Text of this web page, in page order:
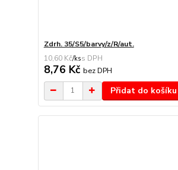
Zdrh. 35/S5/barvy/z/R/aut.
10,60 Kč/ks
8,76 Kč bez DPH
Přidat do košíku